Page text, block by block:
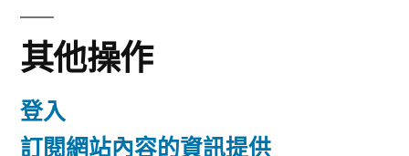
其他操作
登入
訂閱網站內容的資訊提供